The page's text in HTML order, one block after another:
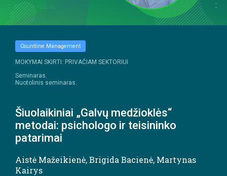
Countline Management
MOKYMAI SKIRTI: PRIVAČIAM SEKTORIUI
Seminaras.
Nuotolinis seminaras.
Šiuolaikiniai „Galvų medžioklės“
metodai: psichologo ir teisininko
patarimai
Aistė Mažeikienė,Brigida Bacienė, Martynas
Kairys